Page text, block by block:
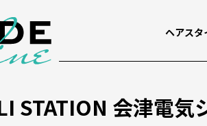
ヘアスタ
STATION 会津電気